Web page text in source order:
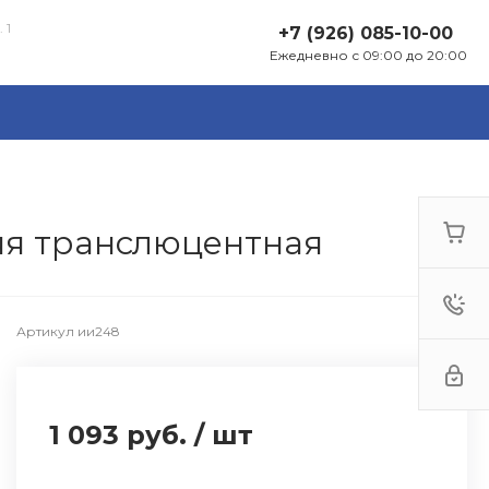
+7 (926) 085-10-00
Ежедневно с 09:00 до 20:00
транслюцентная
Артикул ии248
1 093 руб. / шт